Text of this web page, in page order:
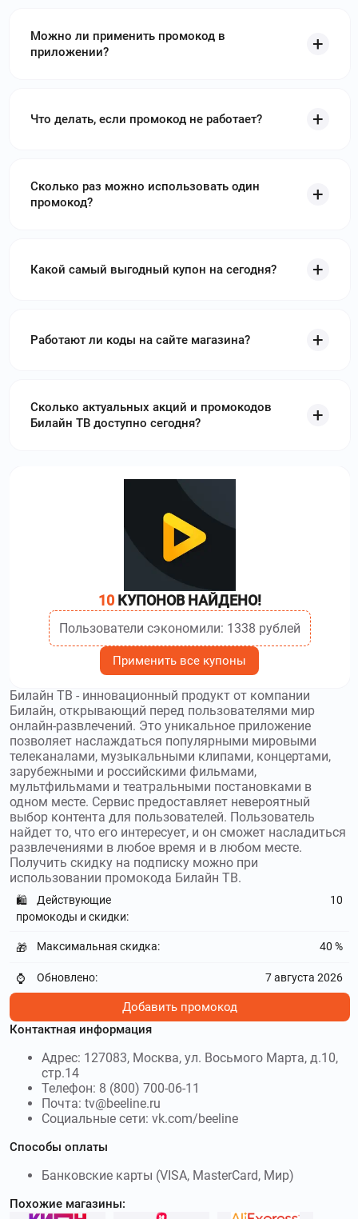
Можно ли применить промокод в
приложении?
Что делать, если промокод не работает?
Сколько раз можно использовать один
промокод?
Какой самый выгодный купон на сегодня?
Работают ли коды на сайте магазина?
Сколько актуальных акций и промокодов
Билайн ТВ доступно сегодня?
10КУПОНОВ НАЙДЕНО!
Пользователи сэкономили: 1338 рублей
Применить все купоны
Билайн ТВ - инновационный продукт от компании
Билайн, открывающий перед пользователями мир
онлайн-развлечений. Это уникальное приложение
позволяет наслаждаться популярными мировыми
телеканалами, музыкальными клипами, концертами,
зарубежными и российскими фильмами,
мультфильмами и театральными постановками в
одном месте. Сервис предоставляет невероятный
выбор контента для пользователей. Пользователь
найдет то, что его интересует, и он сможет насладиться
развлечениями в любое время и в любом месте.
Получить скидку на подписку можно при
использовании промокода Билайн ТВ.
🛍️
Действующие
промокоды и скидки:
10
🎁 Максимальная скидка: 40 %
⌚ Обновлено: 7 августа 2026
Добавить промокод
Контактная информация
Адрес: 127083, Москва, ул. Восьмого Марта, д.10,
стр.14
Телефон: 8 (800) 700-06-11
Почта: tv@beeline.ru
Социальные сети: vk.com/beeline
Способы оплаты
Банковские карты (VISA, MasterCard, Мир)
Похожие магазины: